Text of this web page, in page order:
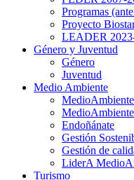
Programas
Proyecto
LEADER
Género y Juventud
Género
Juventud
Medio Ambiente
Endoñánate
Gestión
Gestión de
LiderA
Turismo